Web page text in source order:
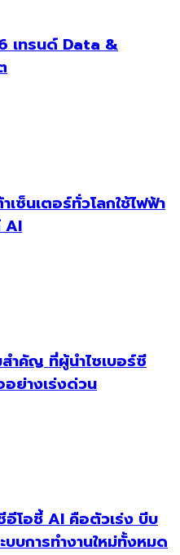
เทรนด์ Data &
ซ็นเตอร์ทั่วโลกใช้ไฟฟ้า
AI
ำคัญ ที่ผู้นำไซเบอร์ซี
ย่างเร่งด่วน
โอชี้ AI คือตัวเร่ง บีบ
บการทำงานใหม่ทั้งหมด